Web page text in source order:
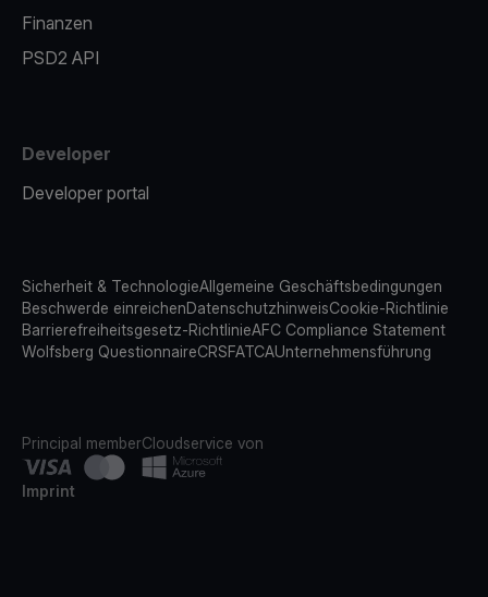
Finanzen
PSD2 API
Developer
Developer portal
Sicherheit & TechnologieAllgemeine Geschäftsbedingungen
Beschwerde einreichenDatenschutzhinweisCookie-Richtlinie
Barrierefreiheitsgesetz-RichtlinieAFC Compliance Statement
Wolfsberg QuestionnaireCRSFATCAUnternehmensführung
Principal memberCloudservice von
Imprint